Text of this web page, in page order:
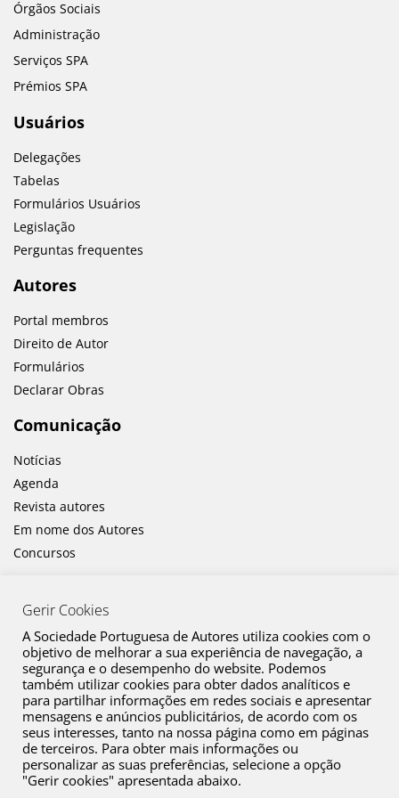
Órgãos Sociais
Administração
Serviços SPA
Prémios SPA
Usuários
Delegações
Tabelas
Formulários Usuários
Legislação
Perguntas frequentes
Autores
Portal membros
Direito de Autor
Formulários
Declarar Obras
Comunicação
Notícias
Agenda
Revista autores
Em nome dos Autores
Concursos
Canal de Denúncia
Plano de Prevenção de Riscos de Corrupção e Infrações Conexas
Política de Privacidade
Política de Cookies
Gerir Cookies
A Sociedade Portuguesa de Autores utiliza cookies com o
objetivo de melhorar a sua experiência de navegação, a
segurança e o desempenho do website. Podemos
também utilizar cookies para obter dados analíticos e
para partilhar informações em redes sociais e apresentar
mensagens e anúncios publicitários, de acordo com os
seus interesses, tanto na nossa página como em páginas
de terceiros. Para obter mais informações ou
personalizar as suas preferências, selecione a opção
"Gerir cookies" apresentada abaixo.